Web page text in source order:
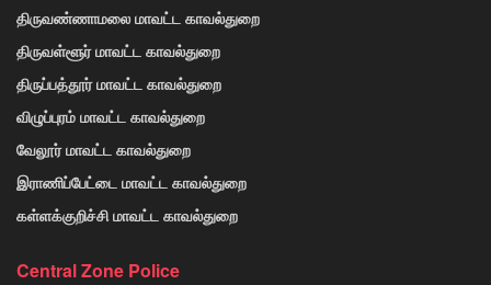
திருவண்ணாமலை மாவட்ட காவல்துறை
திருவள்ளூர் மாவட்ட காவல்துறை
திருப்பத்தூர் மாவட்ட காவல்துறை
விழுப்புரம் மாவட்ட காவல்துறை
வேலூர் மாவட்ட காவல்துறை
இராணிப்பேட்டை மாவட்ட காவல்துறை
கள்ளக்குறிச்சி மாவட்ட காவல்துறை
Central Zone Police